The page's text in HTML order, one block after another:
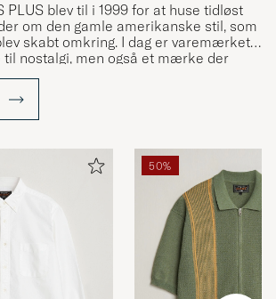
PLUS blev til i 1999 for at huse tidløst
om den gamle amerikanske stil, som
skabt omkring. I dag er varemærket
nostalgi, men også et mærke der
det autentiske i den næste generation
butik åbnede i februar 1976 under
der mindede om et typisk UCLA-
dag ejes og drives BEAMS Co., Ltd. af Yo
oprindelige grundlægger Etsuzo
50%